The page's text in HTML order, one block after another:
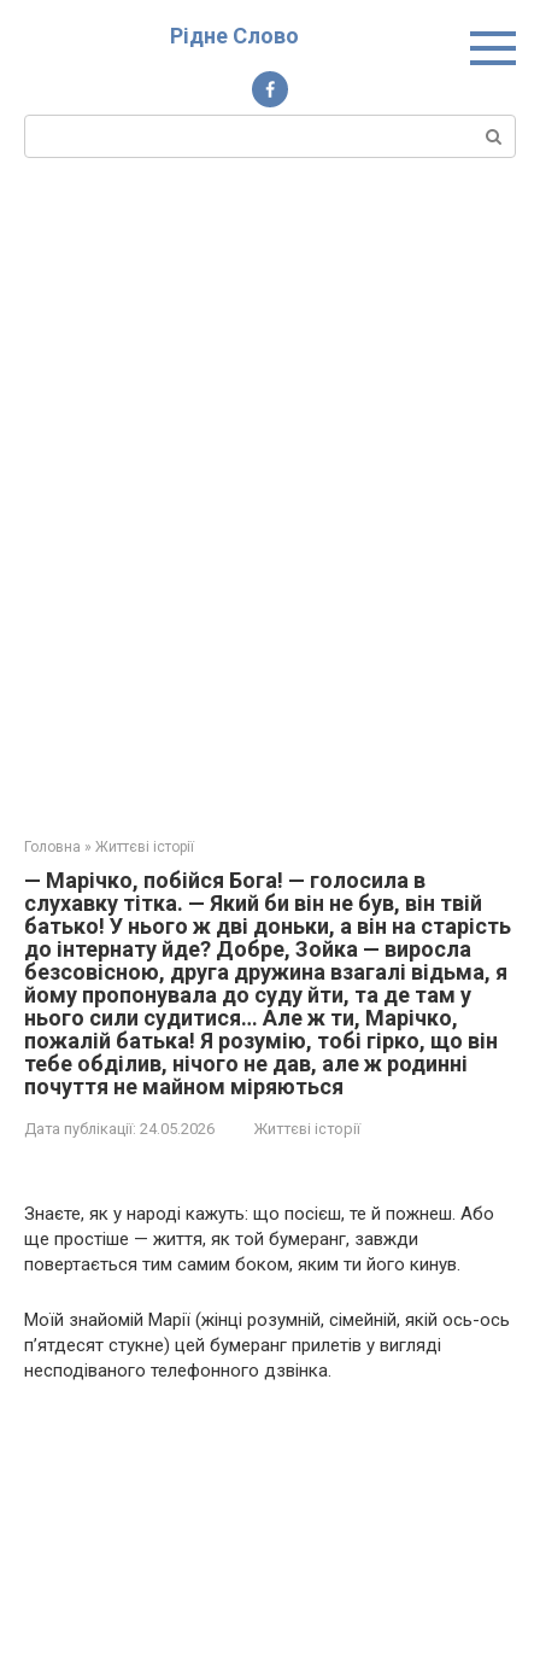
Рідне Слово
Пошук:
Головна » Життєві історії
— Марічко, побійся Бога! — голосила в
слухавку тітка. — Який би він не був, він твій
батько! У нього ж дві доньки, а він на старість
до інтернату йде? Добре, Зойка — виросла
безсовісною, друга дружина взагалі відьма, я
йому пропонувала до суду йти, та де там у
нього сили судитися… Але ж ти, Марічко,
пожалій батька! Я розумію, тобі гірко, що він
тебе обділив, нічого не дав, але ж родинні
почуття не майном міряються
Дата публікації: 24.05.2026 Життєві історії
Знаєте, як у народі кажуть: що посієш, те й пожнеш. Або
ще простіше — життя, як той бумеранг, завжди
повертається тим самим боком, яким ти його кинув.
Моїй знайомій Марії (жінці розумній, сімейній, якій ось-ось
п’ятдесят стукне) цей бумеранг прилетів у вигляді
несподіваного телефонного дзвінка.